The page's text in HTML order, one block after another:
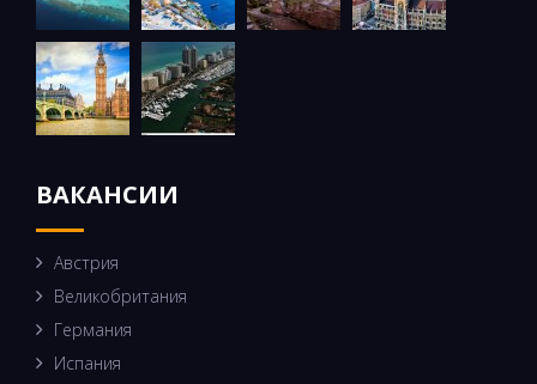
ВАКАНСИИ
Австрия
Великобритания
Германия
Испания